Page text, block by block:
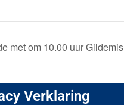
met om 10.00 uur Gildemis
Verklaring